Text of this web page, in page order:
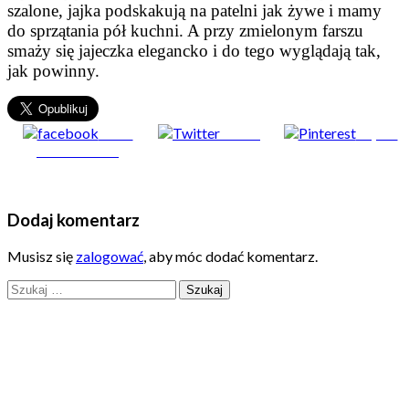
szalone, jajka podskakują na patelni jak żywe i mamy
do sprzątania pół kuchni. A przy zmielonym farszu
smaży się jajeczka elegancko i do tego wyglądają tak,
jak powinny.
Zapisz
Dodaj komentarz
Musisz się zalogować, aby móc dodać komentarz.
Szukaj: